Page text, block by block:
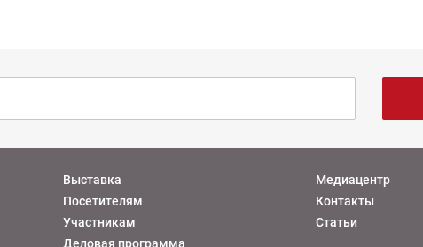
Выставка
Посетителям
Участникам
Деловая программа
Медиацентр
Контакты
Статьи